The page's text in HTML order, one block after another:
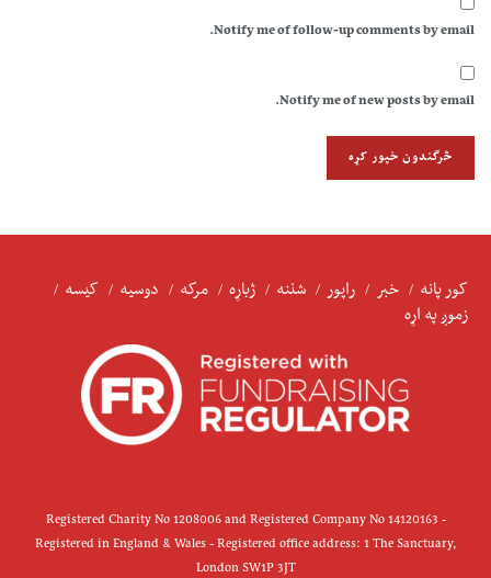
Notify me of follow-up comments by email.
Notify me of new posts by email.
کور پانه خبر راپور شننه ژباړه مرکه دوسیه
کیسه
زموږ په اړه
Registered Charity No 1208006 and Registered Company No 14120163 -
Registered in England & Wales - Registered office address: 1 The Sanctuary,
London SW1P 3JT